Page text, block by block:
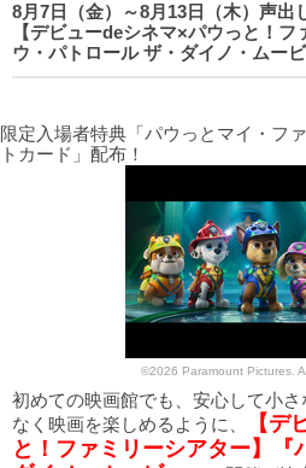
8月7日（金）～8月13日（木）声出
【デビューdeシネマ×パウっと！
ウ・パトロール ザ・ダイノ・ムー
限定入場者特典「パウっとマイ・フ
トカード」配布！
©2026 Paramount Pictures.
初めての映画館でも、安心して小
なく映画を楽しめるように、
【デ
と！ファミリーシアター】『